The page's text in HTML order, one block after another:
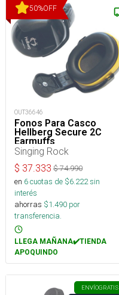
50%OFF
OUT36646
Fonos Para Casco
Hellberg Secure 2C
Earmuffs
Singing Rock
$ 37.333 $74.990
en 6cuotas de $6.222sin
interés
ahorras $1.490 por
transferencia.
LLEGA MAÑANA✔️TIENDA
APOQUINDO
ENVÍOGRATIS